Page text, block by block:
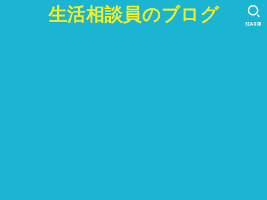
生活相談員のブログ SEARCH